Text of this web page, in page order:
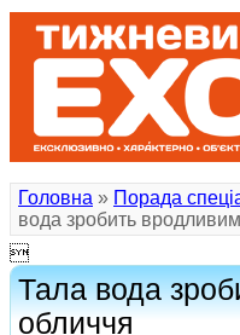
Головна » Порада
вода зробить

Тала вода
обличчя